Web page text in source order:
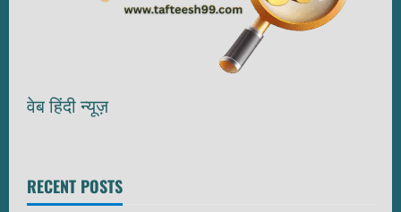
वेब हिंदी न्यूज़
RECENT POSTS